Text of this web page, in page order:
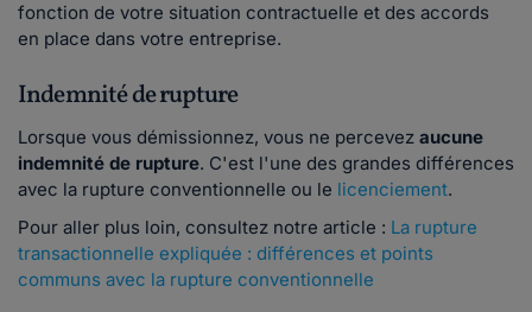
fonction de votre situation contractuelle et des accords
en place dans votre entreprise.
Indemnité de rupture
Lorsque vous démissionnez, vous ne percevez aucune
indemnité de rupture. C'est l'une des grandes différences
avec la rupture conventionnelle ou le licenciement.
Pour aller plus loin, consultez notre article : La rupture
transactionnelle expliquée : différences et points
communs avec la rupture conventionnelle